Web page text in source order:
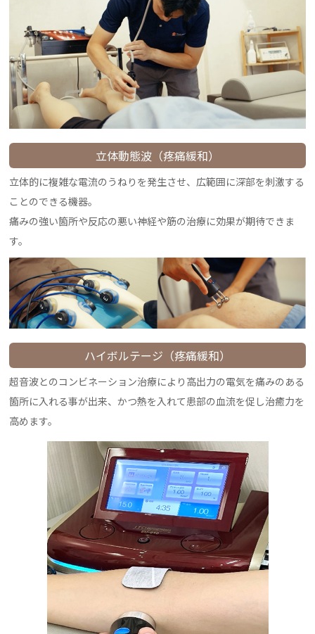
立体動態波（疼痛緩和）
立体的に複雑な電流のうねりを発生させ、広範囲に深部を刺激する
ことのできる機器。
痛みの強い箇所や反応の悪い神経や筋の治療に効果が期待できま
す。
ハイボルテージ（疼痛緩和）
超音波とのコンビネーション治療により高出力の電気を痛みのある
箇所に入れる事が出来、かつ熱を入れて患部の血流を促し治癒力を
高めます。